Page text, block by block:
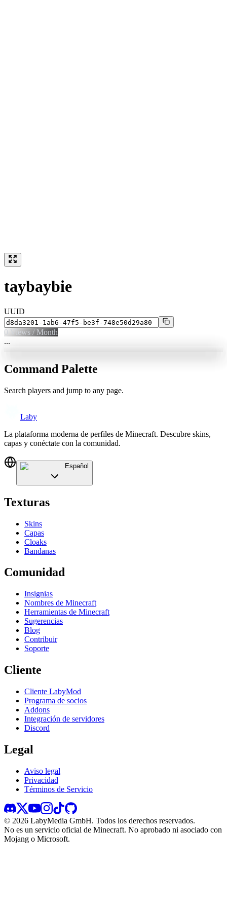
taybaybie
UUID
0 Views / Month
...
Command Palette
Search players and jump to any page.
Laby
La plataforma moderna de perfiles de Minecraft. Descubre skins,
capas y conéctate con la comunidad.
Español
Texturas
Skins
Capas
Cloaks
Bandanas
Comunidad
Insignias
Nombres de Minecraft
Herramientas de Minecraft
Sugerencias
Blog
Contribuir
Soporte
Cliente
Cliente LabyMod
Programa de socios
Addons
Integración de servidores
Discord
Legal
Aviso legal
Privacidad
Términos de Servicio
© 2026 LabyMedia GmbH. Todos los derechos reservados.
No es un servicio oficial de Minecraft. No aprobado ni asociado con
Mojang o Microsoft.